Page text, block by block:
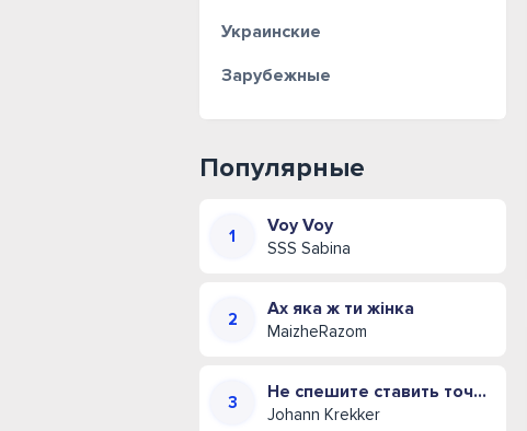
Украинские
Зарубежные
Популярные
Voy Voy
SSS Sabina
Ах яка ж ти жінка
MaizheRazom
Не спешите ставить точку (Иван Креккер)
Johann Krekker